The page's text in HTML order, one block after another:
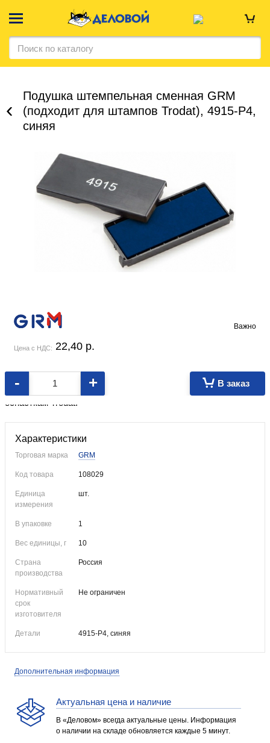
Подушка штемпельная сменная GRM
(подходит для штампов Trodat), 4915-P4,
синяя
Важно
Цена с НДС: 22,40 p.
- + В заказ
Сменная штемпельная подушка подходит к автоматическим
оснасткам Trodat.
Характеристики
Торговая марка GRM
Код товара 108029
Единица
измерения
шт.
В упаковке 1
Вес единицы, г 10
Страна
производства
Россия
Нормативный
срок
изготовителя
Не ограничен
Детали 4915-P4, синяя
Дополнительная информация
Актуальная цена и наличие
В «Деловом» всегда актуальные цены. Информация
о наличии на складе обновляется каждые 5 минут.